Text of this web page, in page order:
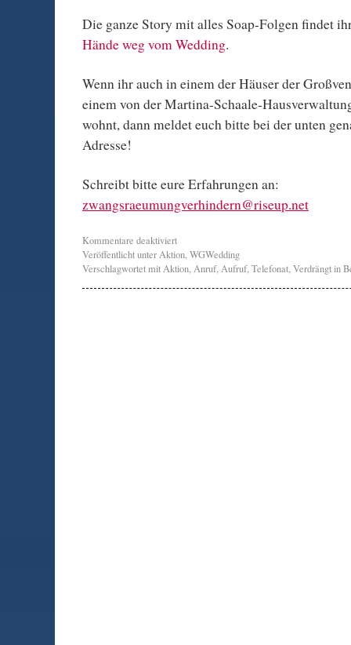
Die ganze Story mit alles Soap-Folgen findet
Hände weg vom Wedding.
Wenn ihr auch in einem der Häuser der
einem von der Martina-Schaale-
wohnt, dann meldet euch bitte bei der unten
Adresse!
Schreibt bitte eure Erfahrungen an:
zwangsraeumungverhindern@riseup.net
Kommentare deaktiviert
Veröffentlicht unterAktion,WGWedding
Verschlagwortet mitAktion,Anruf,Aufruf,Telefonat,Verdrängt in